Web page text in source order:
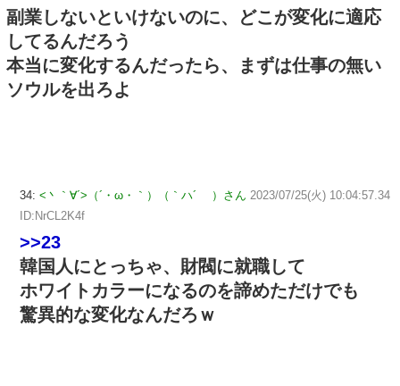
副業しないといけないのに、どこが変化に適応
してるんだろう
本当に変化するんだったら、まずは仕事の無い
ソウルを出ろよ
34: <丶｀∀´>（´・ω・｀）（｀ハ´ ）さん 2023/07/25(火) 10:04:57.34
ID:NrCL2K4f
>>23
韓国人にとっちゃ、財閥に就職して
ホワイトカラーになるのを諦めただけでも
驚異的な変化なんだろｗ